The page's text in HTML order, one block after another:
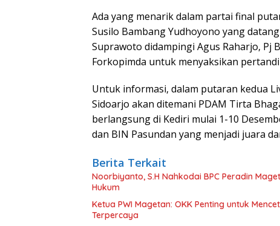
Ada yang menarik dalam partai final
Susilo Bambang Yudhoyono yang
Suprawoto didampingi Agus Raharjo,
Forkopimda untuk menyaksikan
Untuk informasi, dalam putaran kedua
Sidoarjo akan ditemani PDAM Tirta
berlangsung di Kediri mulai 1-10
dan BIN Pasundan yang menjadi juara
Berita Terkait
Noorbiyanto, S.H Nahkodai BPC Peradin
Hukum
Ketua PWI Magetan: OKK Penting untuk
Terpercaya